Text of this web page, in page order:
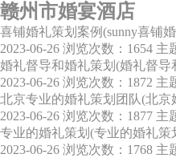
赣州市婚宴酒店
喜铺婚礼策划案例(sunny喜铺
2023-06-26 浏览次数：1654 主
婚礼督导和婚礼策划(婚礼督
2023-06-26 浏览次数：1872 主
北京专业的婚礼策划团队(北京
2023-06-26 浏览次数：1877 主
专业的婚礼策划(专业的婚礼
2023-06-26 浏览次数：1768 主